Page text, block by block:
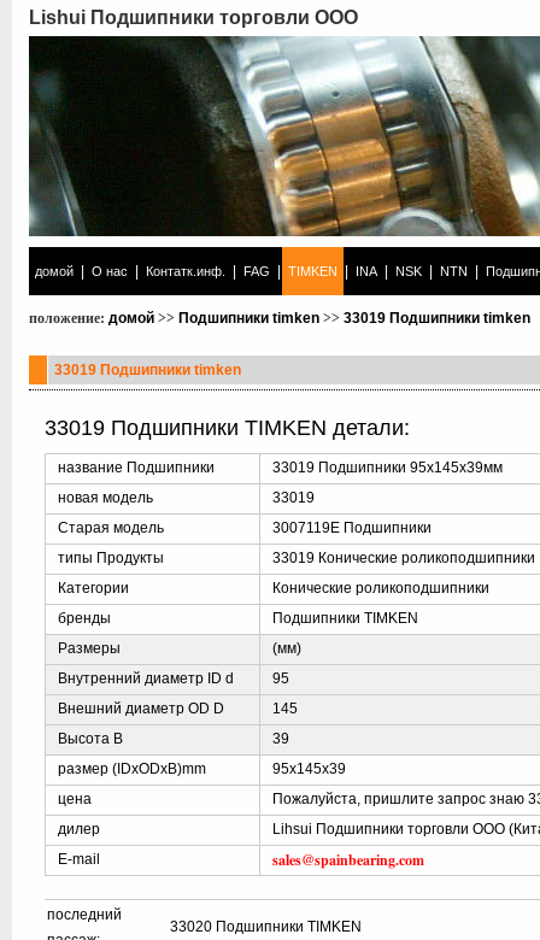
Lishui Подшипники торговли ООО
домой О нас Контатк.инф. FAG TIMKEN INA NSK NTN
положение: домой >> Подшипники timken >> 33019 Подшипники timken
33019 Подшипники timken
33019 Подшипники TIMKEN детали:
название Подшипники
33019 Подшипники 95x145x39мм
новая модель
33019
Старая модель
3007119E Подшипники
типы Продукты
33019 Конические роликоподшипники
Категории
Конические роликоподшипники
бренды
Подшипники TIMKEN
Размеры
(мм)
Внутренний диаметр ID d
95
Внешний диаметр OD D
145
Высота B
39
размер (IDxODxB)mm
95x145x39
цена
Пожалуйста, пришлите запрос знаю
дилер
Lihsui Подшипники торговли ООО
E-mail
sales@spainbearing.com
последний
33020 Подшипники TIMKEN